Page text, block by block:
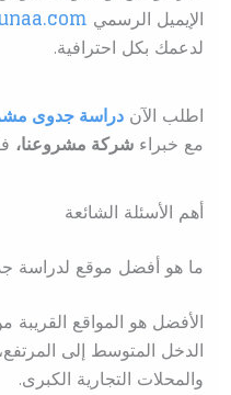
الإيميل الرسمي
لدعمك بكل احترافية.
اطلب الآن دراسة جدوى
مع خبراء شركة مشروعنا،
أهم الأسئلة الشائعة
ما هو أفضل موقع لدراسة
الأفضل هو المواقع القريبة
الدخل المتوسط إلى
والمحلات التجارية الكبرى.